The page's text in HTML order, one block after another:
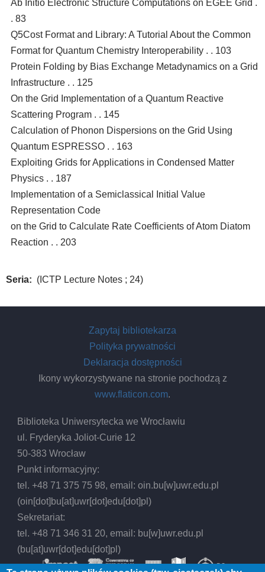
Ab Initio Electronic Structure Computations on EGEE Grid .
. 83
Q5Cost Format and Library: A Tutorial About the Common
Format for Quantum Chemistry Interoperability . . 103
Protein Folding by Bias Exchange Metadynamics on a Grid
Infrastructure . . 125
On the Grid Implementation of a Quantum Reactive
Scattering Program . . 145
Calculation of Phonon Dispersions on the Grid Using
Quantum ESPRESSO . . 163
Exploiting Grids for Applications in Condensed Matter
Physics . . 187
Implementation of a Semiclassical Initial Value
Representation Code
on the Grid to Calculate Rate Coefficients of Atom Diatom
Reaction . . 203
Seria (ICTP Lecture Notes ; 24)
Zapytaj bibliotekarza
Polityka prywatności
Deklaracja dostępności
Ikony wykorzystywane na stronie pochodzą z
www.flaticon.com.
Biblioteka Uniwersytecka we Wrocławiu
ul. Fryderyka Joliot-Curie 12
50-383 Wrocław
Punkt informacyjny:
tel. +48 71 375 75 98, email:oin.bu[w]uwr.edu.pl
(oin[dot]bu[at]uwr[dot]edu[dot]pl)
Sekretariat:
tel. +48 71 346 31 20, email: bu[w]uwr.edu.pl
(bu[at]uwr[dot]edu[dot]pl)